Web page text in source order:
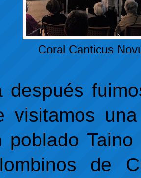
Coral Canticus
después
visitamos
poblado Taino
de